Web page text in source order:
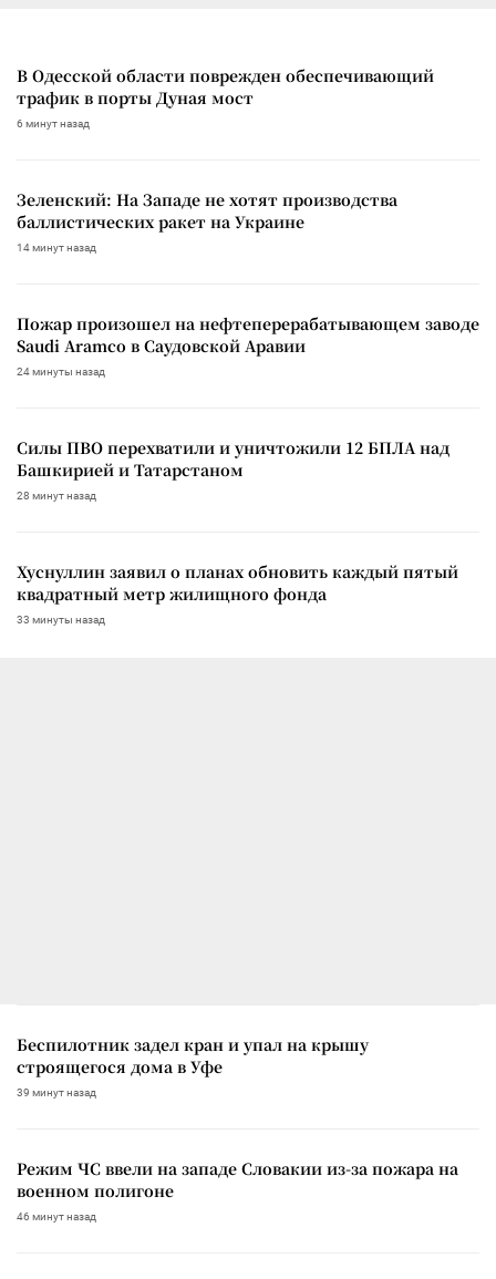
В Одесской области поврежден обеспечивающий
трафик в порты Дуная мост
6 минут назад
Зеленский: На Западе не хотят производства
баллистических ракет на Украине
14 минут назад
Пожар произошел на нефтеперерабатывающем заводе
Saudi Aramco в Саудовской Аравии
24 минуты назад
Силы ПВО перехватили и уничтожили 12 БПЛА над
Башкирией и Татарстаном
28 минут назад
Хуснуллин заявил о планах обновить каждый пятый
квадратный метр жилищного фонда
33 минуты назад
Беспилотник задел кран и упал на крышу
строящегося дома в Уфе
39 минут назад
Режим ЧС ввели на западе Словакии из-за пожара на
военном полигоне
46 минут назад